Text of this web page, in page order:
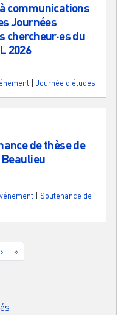
communications
Journées
chercheur·es du
2026
Journée d'études
de thèse de
Soutenance de
Page suivante
› Dernière page
»